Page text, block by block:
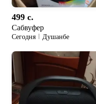
499 c.
Сабвуфер
Сегодня Душанбе